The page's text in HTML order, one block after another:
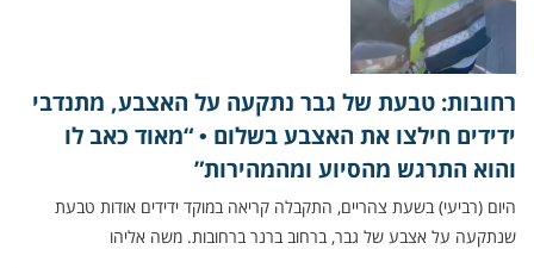
רחובות: טבעת של גבר נתקעה על האצבע, מתנדבי
ידידים חילצו את האצבע בשלום • “מאוד כאב לו
והוא התרגש מהסיוע ומהמהירות”
היום (רביעי) בשעת צהריים, התקבלה קריאה במוקד ידידים אודות טבעת
שנתקעה על אצבע של גבר, ברחוב ברנר ברחובות. משה אליהו